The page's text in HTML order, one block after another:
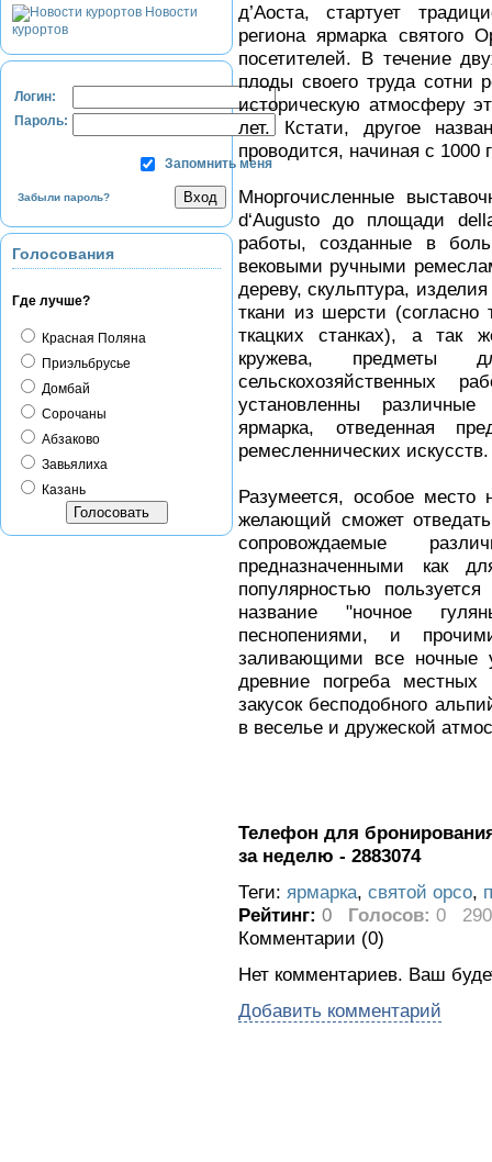
Новости
курортов
Логин:
Пароль:
Запомнить меня
Забыли пароль?
Голосования
Где лучше?
Красная Поляна
Приэльбрусье
Домбай
Сорочаны
Абзаково
Завьялиха
Казань
д’Аоста, стартует
региона ярмарка святого
посетителей. В течение
плоды своего труда сотни
историческую атмосферу
лет. Кстати, другое
проводится, начиная с 1000
Мноргочисленные
d‘Augusto до площади
работы, созданные в
вековыми ручными
дереву, скульптура,
ткани из шерсти (согласно
ткацких станках), а так
кружева, предметы
установленны
ярмарка, отведенная
ремесленнических искусств.
Разумеется, особое место
желающий сможет
сопровождаемые
предназначенными как
популярностью
название "ночное
песнопениями, и
заливающими все ночные
древние погреба местных
закусок бесподобного
в веселье и дружеской
Телефон для
за неделю - 2883074
Теги: ярмарка, святой орсо,
Рейтинг: 0 Голосов: 0
Комментарии (0)
Нет комментариев. Ваш
Добавить комментарий